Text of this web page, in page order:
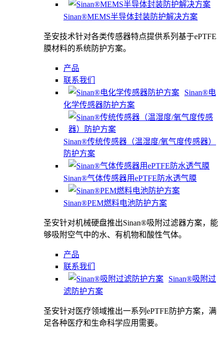
Sinan®MEMS半导体封装防护解决方案
圣安技术针对各类传感器特点提供系列基于ePTFE
膜材料的系统防护方案。
产品
联系我们
Sinan®电
化学传感器防护方案
Sinan®传统传感器（温湿度/氧气度传感器）
防护方案
Sinan®气体传感器用ePTFE防水透气膜
Sinan®PEM燃料电池防护方案
圣安针对机械硬盘推出Sinan®吸附过滤器方案，能
够吸附空气中的水、有机物和酸性气体。
产品
联系我们
Sinan®吸附过
滤防护方案
圣安针对医疗领域推出一系列ePTFE防护方案，满
足各种医疗和生命科学应用需要。